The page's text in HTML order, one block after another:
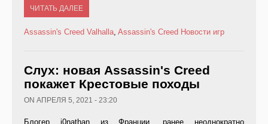
ЧИТАТЬ ДАЛЕЕ
Assassin's Creed Valhalla, Assassin's Creed Новости игр
Слух: новая Assassin's Creed
покажет Крестовые походы
ON АПРЕЛЯ 5, 2021 - 23:20
Блогер j0nathan из Франции, ранее неоднократно